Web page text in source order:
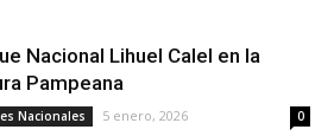
Planificar
Precios 2026
Travel guides
Nacional Lihuel Calel en la
Pampeana
Nacionales 5 enero, 2026 0